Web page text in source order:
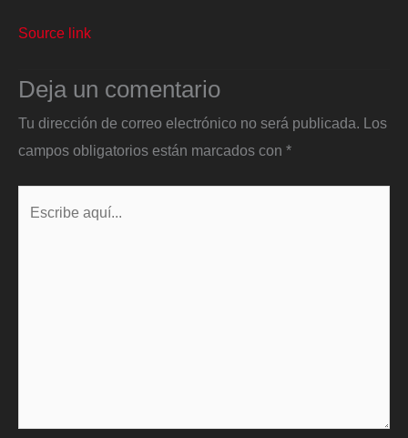
Source link
Deja un comentario
Tu dirección de correo electrónico no será publicada. Los
campos obligatorios están marcados con *